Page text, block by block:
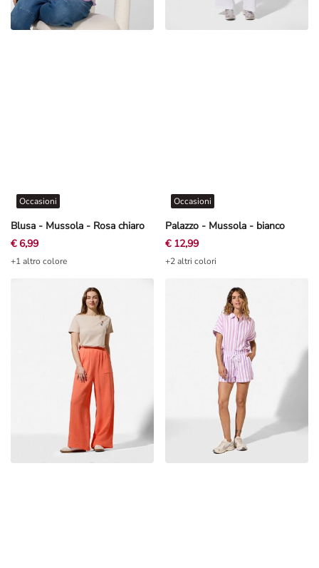
Blusa - Mussola - Rosa chiaro
Occasioni
€ 6,99
+1 altro colore
Palazzo - Mussola - bianco
Occasioni
€ 12,99
+2 altri colori